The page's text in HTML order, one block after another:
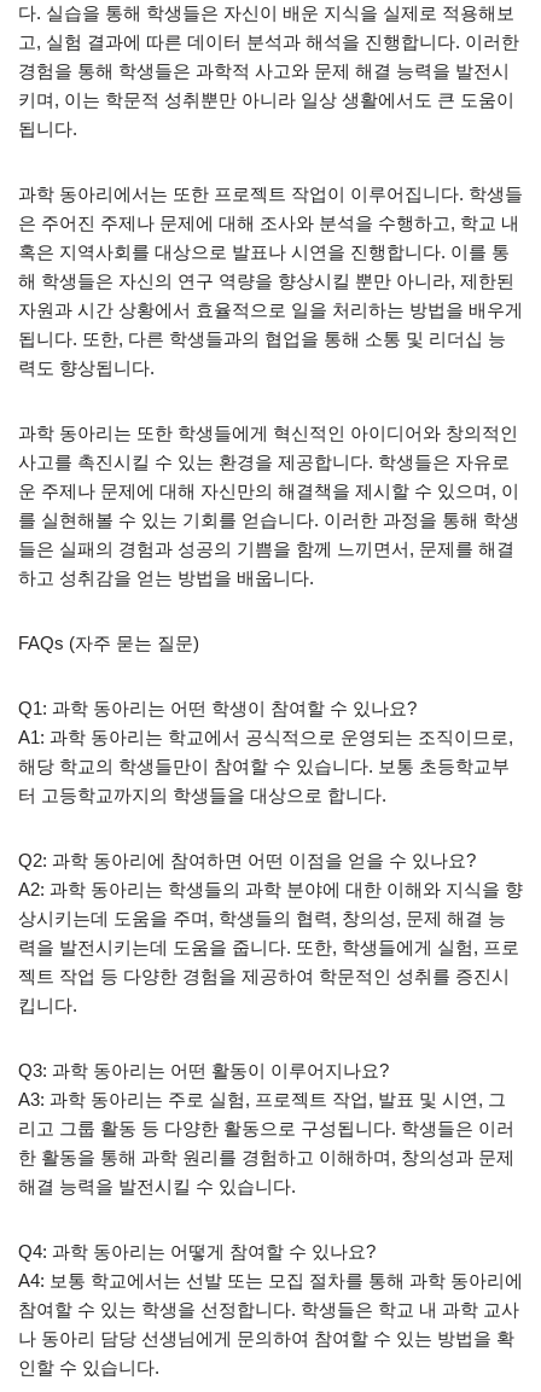
다. 실습을 통해 학생들은 자신이 배운 지식을 실제로 적용해보
고, 실험 결과에 따른 데이터 분석과 해석을 진행합니다. 이러한
경험을 통해 학생들은 과학적 사고와 문제 해결 능력을 발전시
키며, 이는 학문적 성취뿐만 아니라 일상 생활에서도 큰 도움이
됩니다.
과학 동아리에서는 또한 프로젝트 작업이 이루어집니다. 학생들
은 주어진 주제나 문제에 대해 조사와 분석을 수행하고, 학교 내
혹은 지역사회를 대상으로 발표나 시연을 진행합니다. 이를 통
해 학생들은 자신의 연구 역량을 향상시킬 뿐만 아니라, 제한된
자원과 시간 상황에서 효율적으로 일을 처리하는 방법을 배우게
됩니다. 또한, 다른 학생들과의 협업을 통해 소통 및 리더십 능
력도 향상됩니다.
과학 동아리는 또한 학생들에게 혁신적인 아이디어와 창의적인
사고를 촉진시킬 수 있는 환경을 제공합니다. 학생들은 자유로
운 주제나 문제에 대해 자신만의 해결책을 제시할 수 있으며, 이
를 실현해볼 수 있는 기회를 얻습니다. 이러한 과정을 통해 학생
들은 실패의 경험과 성공의 기쁨을 함께 느끼면서, 문제를 해결
하고 성취감을 얻는 방법을 배웁니다.
FAQs (자주 묻는 질문)
Q1: 과학 동아리는 어떤 학생이 참여할 수 있나요?
A1: 과학 동아리는 학교에서 공식적으로 운영되는 조직이므로,
해당 학교의 학생들만이 참여할 수 있습니다. 보통 초등학교부
터 고등학교까지의 학생들을 대상으로 합니다.
Q2: 과학 동아리에 참여하면 어떤 이점을 얻을 수 있나요?
A2: 과학 동아리는 학생들의 과학 분야에 대한 이해와 지식을 향
상시키는데 도움을 주며, 학생들의 협력, 창의성, 문제 해결 능
력을 발전시키는데 도움을 줍니다. 또한, 학생들에게 실험, 프로
젝트 작업 등 다양한 경험을 제공하여 학문적인 성취를 증진시
킵니다.
Q3: 과학 동아리는 어떤 활동이 이루어지나요?
A3: 과학 동아리는 주로 실험, 프로젝트 작업, 발표 및 시연, 그
리고 그룹 활동 등 다양한 활동으로 구성됩니다. 학생들은 이러
한 활동을 통해 과학 원리를 경험하고 이해하며, 창의성과 문제
해결 능력을 발전시킬 수 있습니다.
Q4: 과학 동아리는 어떻게 참여할 수 있나요?
A4: 보통 학교에서는 선발 또는 모집 절차를 통해 과학 동아리에
참여할 수 있는 학생을 선정합니다. 학생들은 학교 내 과학 교사
나 동아리 담당 선생님에게 문의하여 참여할 수 있는 방법을 확
인할 수 있습니다.